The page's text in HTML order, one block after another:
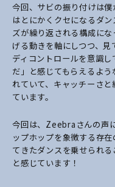
今回、サビの振り付けは
はとにかくクセになるダ
ズが繰り返される構成に
げる動きを軸にしつつ、
ディコントロールを意識
だ」と感じてもらえるよ
れていて、キャッチーさ
ています。
今回は、Zeebraさんの声
ップホップを象徴する存
てきたダンスを乗せられ
と感じています！